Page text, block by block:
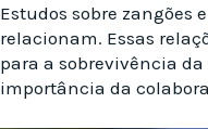
Estudos sobre zangões
relacionam. Essas
para a sobrevivência
importância da